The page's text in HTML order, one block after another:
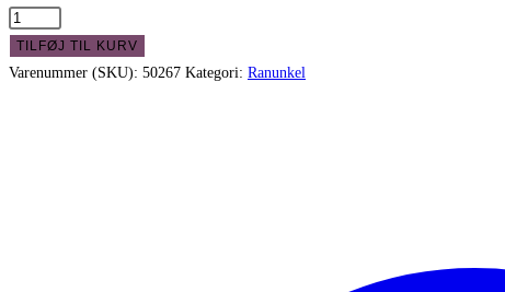
Ranunkel
lyserød
-
TILFØJ TIL KURV
Varenummer (SKU): 50267 Kategori: Ranunkel